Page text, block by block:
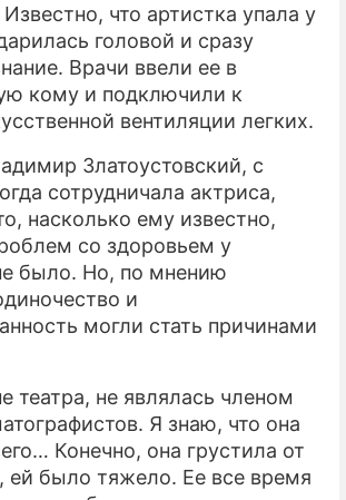
что артистка упала у
головой и сразу
Врачи ввели ее в
кому и подключили к
вентиляции легких.
Златоустовский, с
сотрудничала актриса,
насколько ему известно,
со здоровьем у
было. Но, по мнению
и
могли стать причинами
театра, не являлась членом
Я знаю, что она
Конечно, она грустила от
ей было тяжело. Ее все время